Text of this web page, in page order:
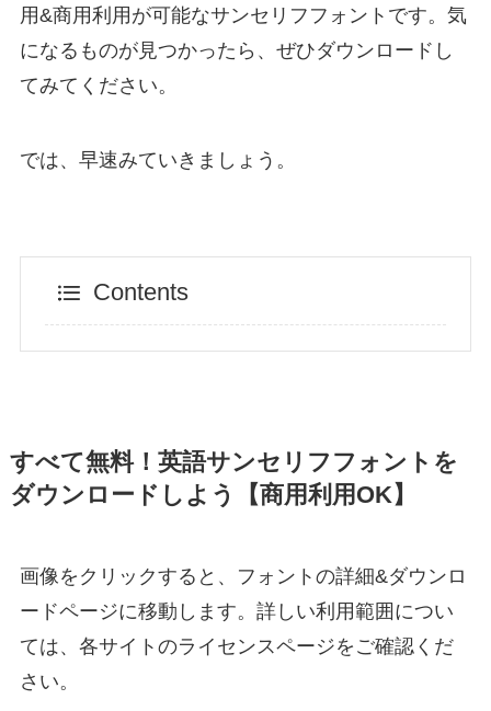
用&商用利用が可能なサンセリフフォントです。気
になるものが見つかったら、ぜひダウンロードし
てみてください。
では、早速みていきましょう。
Contents
すべて無料！英語サンセリフフォントを
ダウンロードしよう【商用利用OK】
画像をクリックすると、フォントの詳細&ダウンロ
ードページに移動します。詳しい利用範囲につい
ては、各サイトのライセンスページをご確認くだ
さい。